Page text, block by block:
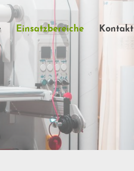
Einsatzbereiche Kontakt